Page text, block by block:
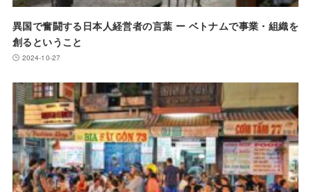
異国で奮闘する日本人経営者の言葉 ー ベトナムで事業・組織を
創るということ
2024-10-27